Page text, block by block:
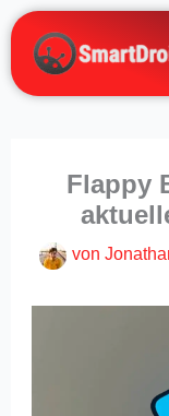
Zum
Inhalt
springen
Flappy
von